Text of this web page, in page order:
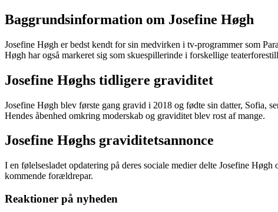
Baggrundsinformation om Josefine Høgh
Josefine Høgh er bedst kendt for sin medvirken i tv-programmer som
Høgh har også markeret sig som skuespillerinde i forskellige
Josefine Høghs tidligere graviditet
Josefine Høgh blev første gang gravid i 2018 og fødte sin datter, Sofia,
Hendes åbenhed omkring moderskab og graviditet blev rost af mange.
Josefine Høghs graviditetsannonce
I en følelsesladet opdatering på deres sociale medier delte Josefine
kommende forældrepar.
Reaktioner på nyheden